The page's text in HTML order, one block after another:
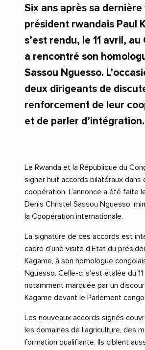
Six ans après sa dernière
président rwandais Paul
s’est rendu, le 11 avril, au
a rencontré son
Sassou Nguesso.
deux dirigeants de
renforcement de leur
et de parler d’intégration.
Le Rwanda et la République du
signer huit accords bilatéraux dans
coopération. L’annonce a été faite
Denis Christel Sassou Nguesso,
la Coopération internationale.
La signature de ces accords est
cadre d’une visite d’Etat du
Kagame, à son homologue
Nguesso. Celle-ci s’est étalée du
notamment marquée par un
Kagame devant le Parlement
Les nouveaux accords signés
les domaines de l’agriculture, des
formation qualifiante. Ils ciblent